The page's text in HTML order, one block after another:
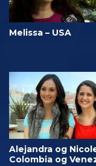
Melissa – USA
Alejandra og
Colombia og